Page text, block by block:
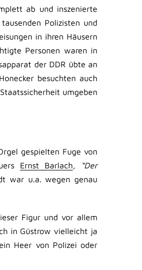
ab und inszenierte
Polizisten und
in ihren Häusern
Personen waren in
der DDR übte an
besuchten auch
umgeben
gespielten Fuge von
Ernst Barlach,
“Der
war u.a. wegen genau
Figur und vor allem
in Güstrow vielleicht ja
Heer von Polizei oder